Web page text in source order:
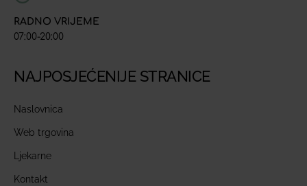
RADNO VRIJEME
07:00-20:00
NAJPOSJEĆENIJE STRANICE
Naslovnica
Web trgovina
Ljekarne
Kontakt